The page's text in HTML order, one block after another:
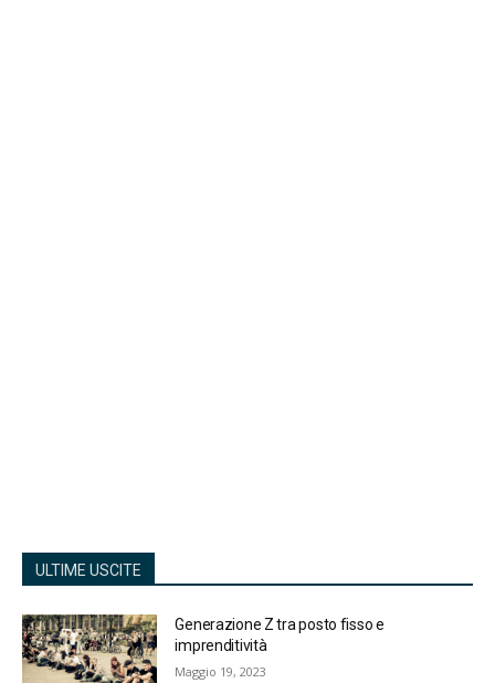
ULTIME USCITE
Generazione Z tra posto fisso e
imprenditività
Maggio 19, 2023